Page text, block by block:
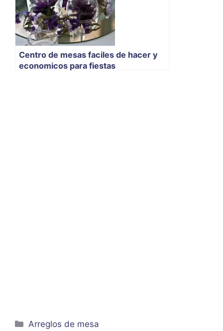
Centro de mesas faciles de hacer y
economicos para fiestas
Categorías
Arreglos de mesa